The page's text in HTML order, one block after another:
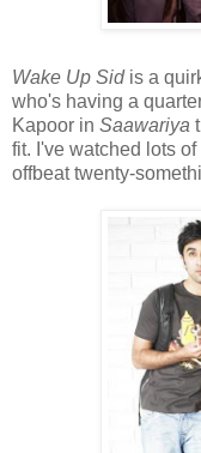
Wake Up Sidis a
who's having a
Kapoor in Saawariya
fit. I've watched lots
offbeat twenty-